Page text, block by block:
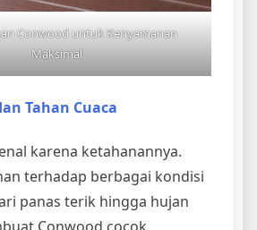
Conwood untuk Kenyamanan
Maksimal
Tahan Cuaca
karena ketahanannya.
terhadap berbagai kondisi
panas terik hingga hujan